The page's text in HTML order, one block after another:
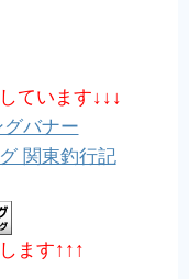
ています↓↓↓
ます↑↑↑